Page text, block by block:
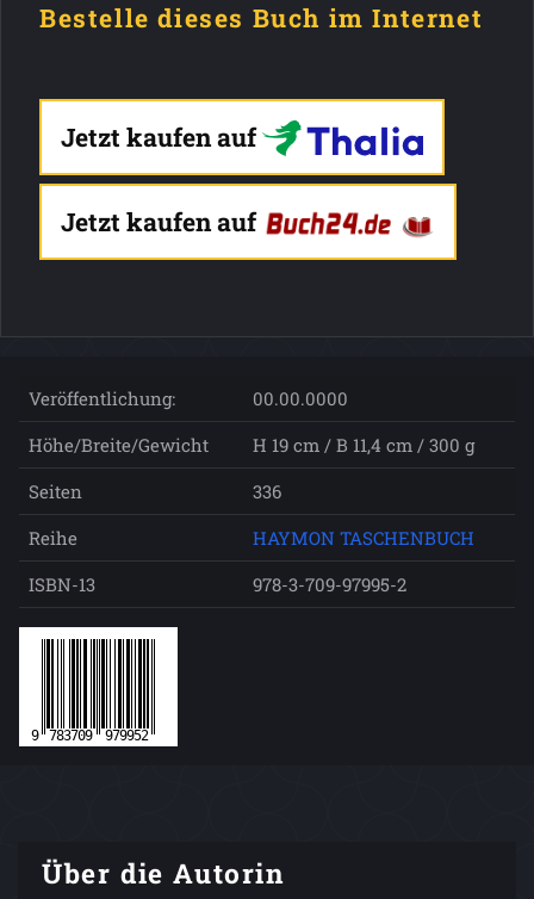
Bestelle dieses Buch im Internet
Jetzt kaufen auf
Jetzt kaufen auf
Veröffentlichung:
00.00.0000
Höhe/Breite/Gewicht
H 19 cm / B 11,4 cm / 300 g
Seiten
336
Reihe
HAYMON TASCHENBUCH
ISBN-13
978-3-709-97995-2
Über die Autorin